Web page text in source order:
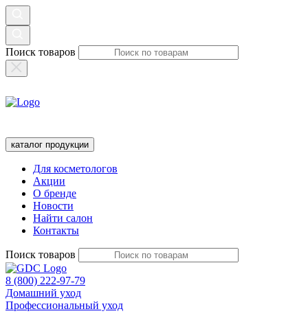
Поиск товаров
каталог продукции
Для косметологов
Акции
О бренде
Новости
Найти салон
Контакты
Поиск товаров
8 (800) 222-97-79
Домашний уход
Профессиональный уход